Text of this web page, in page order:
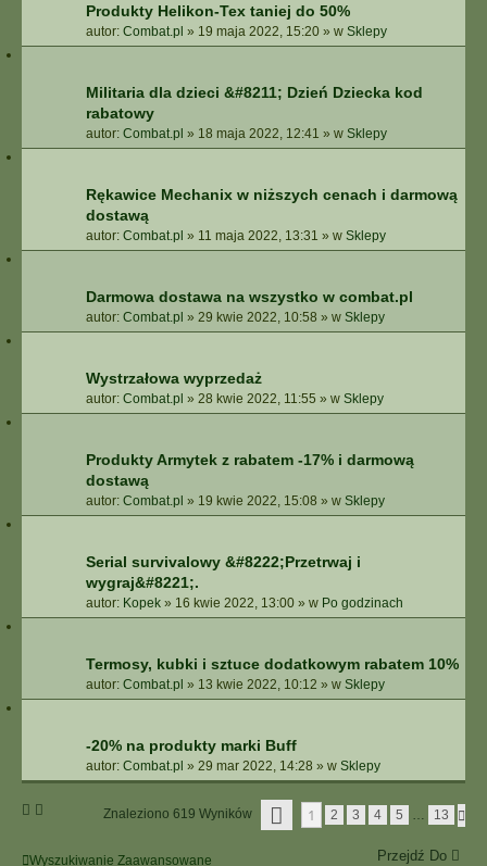
Produkty Helikon-Tex taniej do 50%
autor: Combat.pl » 19 maja 2022, 15:20 » w Sklepy
Militaria dla dzieci &#8211; Dzień Dziecka kod
rabatowy
autor: Combat.pl » 18 maja 2022, 12:41 » w Sklepy
Rękawice Mechanix w niższych cenach i darmową
dostawą
autor: Combat.pl » 11 maja 2022, 13:31 » w Sklepy
Darmowa dostawa na wszystko w combat.pl
autor: Combat.pl » 29 kwie 2022, 10:58 » w Sklepy
Wystrzałowa wyprzedaż
autor: Combat.pl » 28 kwie 2022, 11:55 » w Sklepy
Produkty Armytek z rabatem -17% i darmową
dostawą
autor: Combat.pl » 19 kwie 2022, 15:08 » w Sklepy
Serial survivalowy &#8222;Przetrwaj i
wygraj&#8221;.
autor: Kopek » 16 kwie 2022, 13:00 » w Po godzinach
Termosy, kubki i sztuce dodatkowym rabatem 10%
autor: Combat.pl » 13 kwie 2022, 10:12 » w Sklepy
-20% na produkty marki Buff
autor: Combat.pl » 29 mar 2022, 14:28 » w Sklepy
Znaleziono 619 Wyników 1 2 3 4 5 … 13
Wyszukiwanie Zaawansowane Przejdź Do